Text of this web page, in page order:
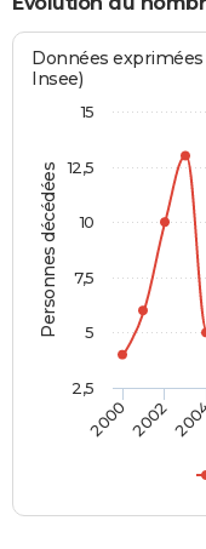
Personnes décédées
Données
Insee)
20002002
2,5
5
7,5
10
12,5
15